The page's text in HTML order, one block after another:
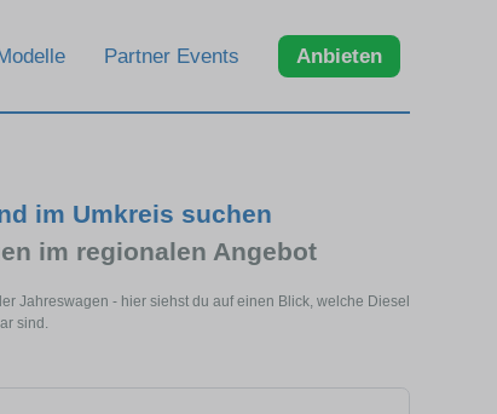
Partner Events Anbieten
im Umkreis suchen
im regionalen Angebot
Jahreswagen - hier siehst du auf einen Blick, welche Diesel
sind.